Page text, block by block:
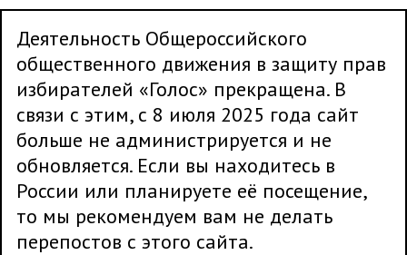
Деятельность Общероссийского
общественного движения в защиту прав
избирателей «Голос» прекращена. В
связи с этим, с 8 июля 2025 года сайт
больше не администрируется и не
обновляется. Если вы находитесь в
России или планируете её посещение,
то мы рекомендуем вам не делать
перепостов с этого сайта.